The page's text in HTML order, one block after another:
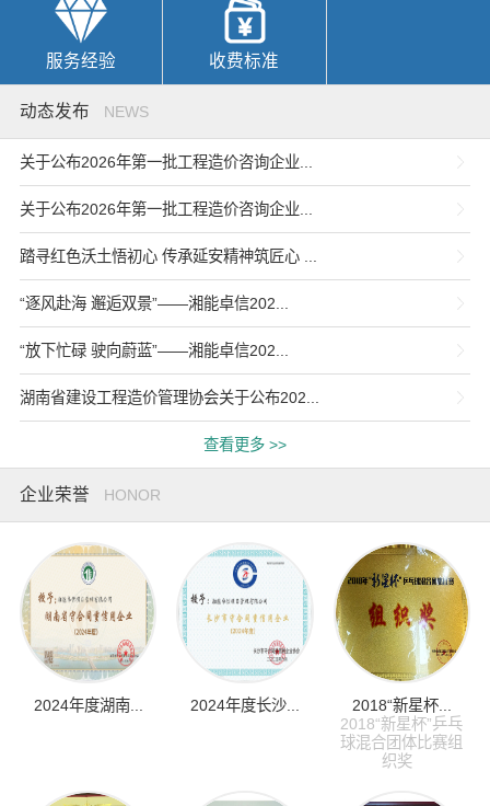
服务经验 收费标准
动态发布 NEWS
关于公布2026年第一批工程造价咨询企业...
关于公布2026年第一批工程造价咨询企业...
踏寻红色沃土悟初心 传承延安精神筑匠心 ...
“逐风赴海 邂逅双景”——湘能卓信202...
“放下忙碌 驶向蔚蓝”——湘能卓信202...
湖南省建设工程造价管理协会关于公布202...
查看更多 >>
企业荣誉 HONOR
2024年度湖南... 2024年度长沙...
2018“新星杯...
2018“新星杯”乒乓
球混合团体比赛组
织奖